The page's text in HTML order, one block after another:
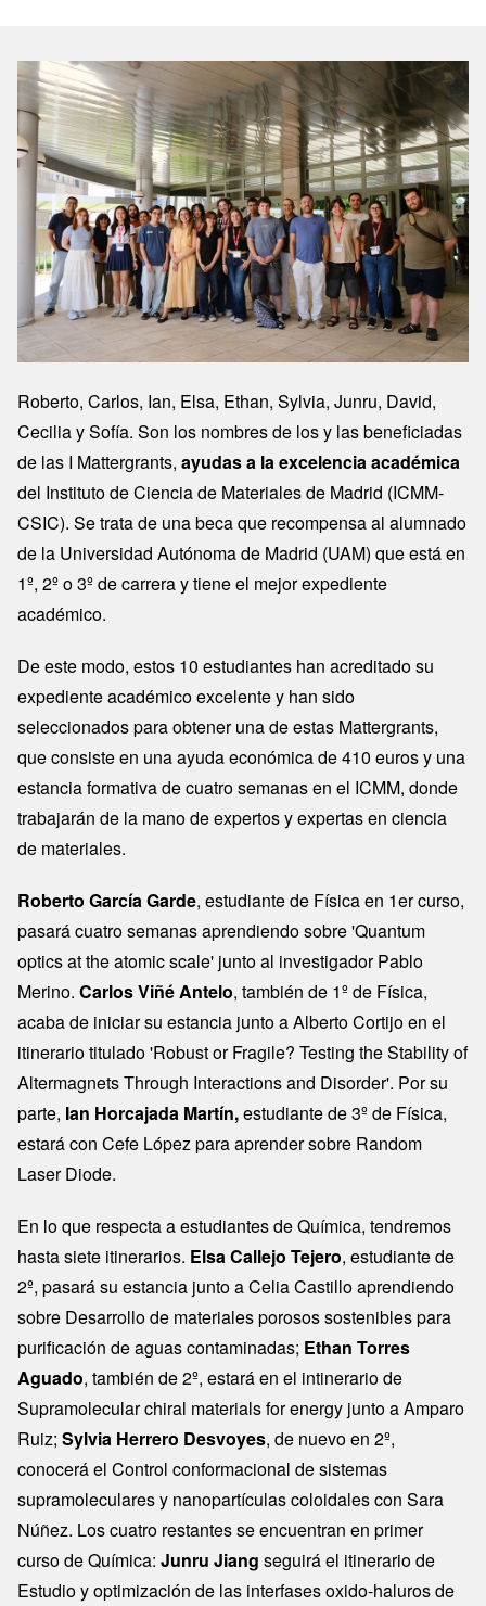
Image
Roberto, Carlos, Ian, Elsa, Ethan, Sylvia, Junru, David,
Cecilia y Sofía. Son los nombres de los y las beneficiadas
de las I Mattergrants, ayudas a la excelencia académica
del Instituto de Ciencia de Materiales de Madrid (ICMM-
CSIC). Se trata de una beca que recompensa al alumnado
de la Universidad Autónoma de Madrid (UAM) que está en
1º, 2º o 3º de carrera y tiene el mejor expediente
académico.
De este modo, estos 10 estudiantes han acreditado su
expediente académico excelente y han sido
seleccionados para obtener una de estas Mattergrants,
que consiste en una ayuda económica de 410 euros y una
estancia formativa de cuatro semanas en el ICMM, donde
trabajarán de la mano de expertos y expertas en ciencia
de materiales.
Roberto García Garde, estudiante de Física en 1er curso,
pasará cuatro semanas aprendiendo sobre 'Quantum
optics at the atomic scale' junto al investigador Pablo
Merino. Carlos Viñé Antelo, también de 1º de Física,
acaba de iniciar su estancia junto a Alberto Cortijo en el
itinerario titulado 'Robust or Fragile? Testing the Stability of
Altermagnets Through Interactions and Disorder'. Por su
parte, Ian Horcajada Martín,estudiante de 3º de Física,
estará con Cefe López para aprender sobre Random
Laser Diode.
En lo que respecta a estudiantes de Química, tendremos
hasta siete itinerarios. Elsa Callejo Tejero, estudiante de
2º, pasará su estancia junto a Celia Castillo aprendiendo
sobre Desarrollo de materiales porosos sostenibles para
purificación de aguas contaminadas; Ethan Torres
Aguado, también de 2º, estará en el intinerario de
Supramolecular chiral materials for energy junto a Amparo
Ruiz; Sylvia Herrero Desvoyes, de nuevo en 2º,
conocerá el Control conformacional de sistemas
supramoleculares y nanopartículas coloidales con Sara
Núñez. Los cuatro restantes se encuentran en primer
curso de Química: Junru Jiang seguirá el itinerario de
Estudio y optimización de las interfases oxido-haluros de